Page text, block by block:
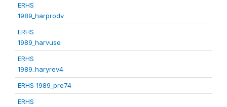
ERHS
1989_harprodv
ERHS
1989_harvuse
ERHS
1989_haryrev4
ERHS 1989_pre74
ERHS